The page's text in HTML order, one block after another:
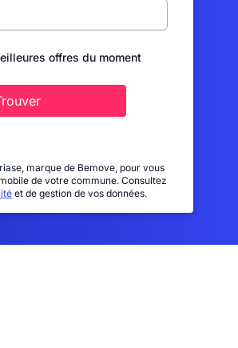
offres du moment
marque de Bemove, pour vous
de votre commune. Consultez
et de gestion de vos données.